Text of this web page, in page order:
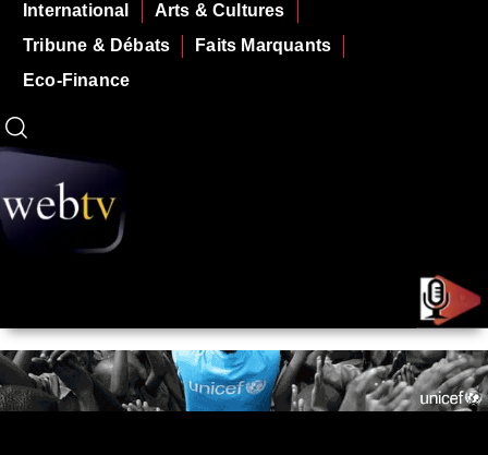
International
Arts & Cultures
Tribune & Débats
Faits Marquants
Eco-Finance